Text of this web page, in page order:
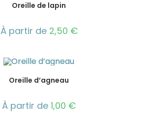
Oreille de lapin
À partir de 2,50 €
Oreille d’agneau
À partir de 1,00 €